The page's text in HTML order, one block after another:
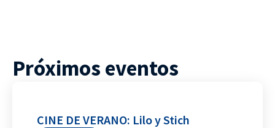
Próximos eventos
CINE DE VERANO: Lilo y Stich